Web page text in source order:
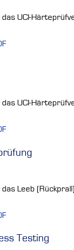
UCI-
UCI-
Leeb
Testing